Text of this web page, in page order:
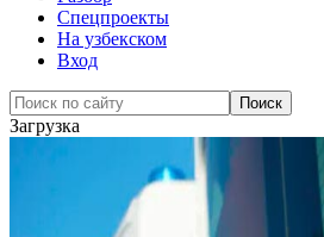
Спецпроекты
На узбекском
Вход
Загрузка